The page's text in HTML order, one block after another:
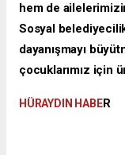
hem de
Sosyal
dayanışmayı
çocuklarımız için
HÜRAYDIN HABER